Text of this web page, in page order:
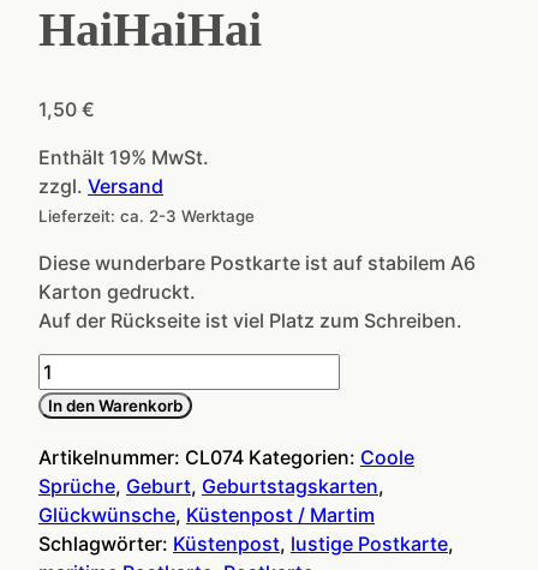
HaiHaiHai
1,50 €
Enthält 19% MwSt.
zzgl. Versand
Lieferzeit: ca. 2-3 Werktage
Diese wunderbare Postkarte ist auf stabilem A6
Karton gedruckt.
Auf der Rückseite ist viel Platz zum Schreiben.
Postkarte
ZickeZacke
HaiHaiHai
Menge
In den Warenkorb
Artikelnummer: CL074 Kategorien: Coole
Sprüche, Geburt, Geburtstagskarten,
Glückwünsche, Küstenpost / Martim
Schlagwörter: Küstenpost, lustige Postkarte,